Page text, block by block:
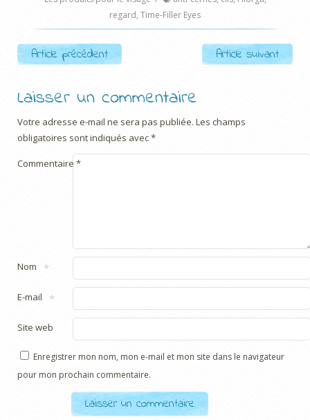
regard, Time-Filler Eyes
Post navigation
Article précédent Article suivant
Laisser un commentaire
Votre adresse e-mail ne sera pas publiée. Les champs
obligatoires sont indiqués avec*
Commentaire *
Nom *
E-mail *
Site web
Enregistrer mon nom, mon e-mail et mon site dans le navigateur
pour mon prochain commentaire.